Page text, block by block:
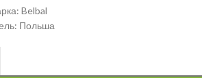
Belbal
Польша